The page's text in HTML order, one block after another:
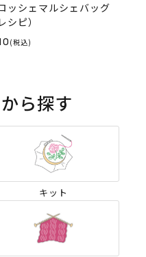
ッシェマルシェバッグ
シピ）
(税込)
ら探す
キット